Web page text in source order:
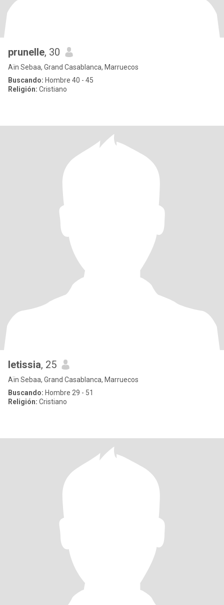
prunelle, 30
Aïn Sebaa, Grand Casablanca, Marruecos
Buscando: Hombre 40 - 45
Religión: Cristiano
letissia, 25
Aïn Sebaa, Grand Casablanca, Marruecos
Buscando: Hombre 29 - 51
Religión: Cristiano